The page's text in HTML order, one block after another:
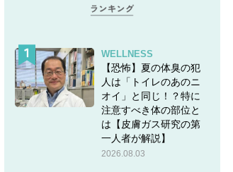
WELLNESS
【恐怖】夏の体臭の犯
人は「トイレのあのニ
オイ」と同じ！？特に
注意すべき体の部位と
は【皮膚ガス研究の第
一人者が解説】
2026.08.03